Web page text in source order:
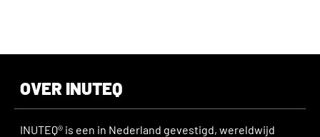
OVER INUTEQ
INUTEQ® is een in Nederland gevestigd, wereldwijd